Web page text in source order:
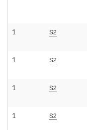
1 S2
1 S2
1 S2
1 S2